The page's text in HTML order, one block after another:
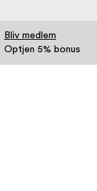
Bliv medlem
Optjen 5% bonus